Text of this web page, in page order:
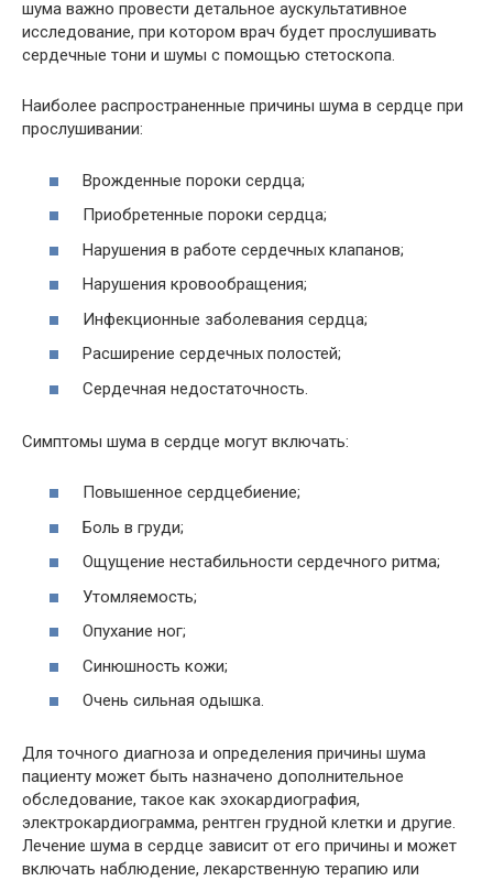
шума важно провести детальное аускультативное
исследование, при котором врач будет прослушивать
сердечные тони и шумы с помощью стетоскопа.
Наиболее распространенные причины шума в сердце при
прослушивании:
Врожденные пороки сердца;
Приобретенные пороки сердца;
Нарушения в работе сердечных клапанов;
Нарушения кровообращения;
Инфекционные заболевания сердца;
Расширение сердечных полостей;
Сердечная недостаточность.
Симптомы шума в сердце могут включать:
Повышенное сердцебиение;
Боль в груди;
Ощущение нестабильности сердечного ритма;
Утомляемость;
Опухание ног;
Синюшность кожи;
Очень сильная одышка.
Для точного диагноза и определения причины шума
пациенту может быть назначено дополнительное
обследование, такое как эхокардиография,
электрокардиограмма, рентген грудной клетки и другие.
Лечение шума в сердце зависит от его причины и может
включать наблюдение, лекарственную терапию или